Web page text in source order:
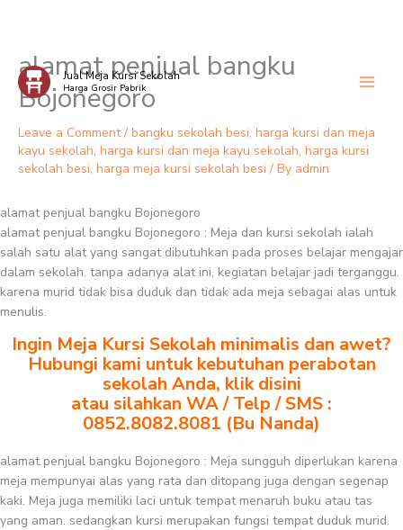
Skip
content
Jual Meja Kursi Sekolah
Harga Grosir Pabrik
alamat penjual bangku
Bojonegoro
Leave a Comment / bangku sekolah besi, harga kursi dan meja
kayu sekolah, harga kursi dan meja kayu sekolah, harga kursi
sekolah besi, harga meja kursi sekolah besi / By admin
alamat penjual bangku Bojonegoro
alamat penjual bangku Bojonegoro : Meja dan kursi sekolah ialah
salah satu alat yang sangat dibutuhkan pada proses belajar mengajar
dalam sekolah. tanpa adanya alat ini, kegiatan belajar jadi terganggu.
karena murid tidak bisa duduk dan tidak ada meja sebagai alas untuk
menulis.
Ingin Meja Kursi Sekolah minimalis dan awet?
Hubungi kami untuk kebutuhan perabotan
sekolah Anda, klik disini
atau silahkan WA / Telp / SMS :
0852.8082.8081 (Bu Nanda)
alamat penjual bangku Bojonegoro : Meja sungguh diperlukan karena
meja mempunyai alas yang rata dan ditopang juga dengan segenap
kaki. Meja juga memiliki laci untuk tempat menaruh buku atau tas
yang aman. sedangkan kursi merupakan fungsi tempat duduk murid.